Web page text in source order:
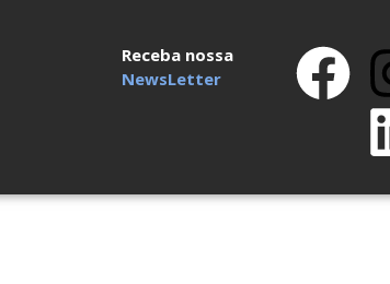
Receba nossa
NewsLetter